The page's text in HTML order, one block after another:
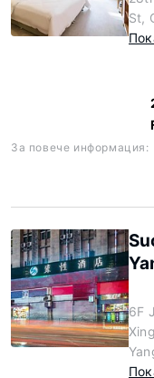
St,
За повече информация:
6F